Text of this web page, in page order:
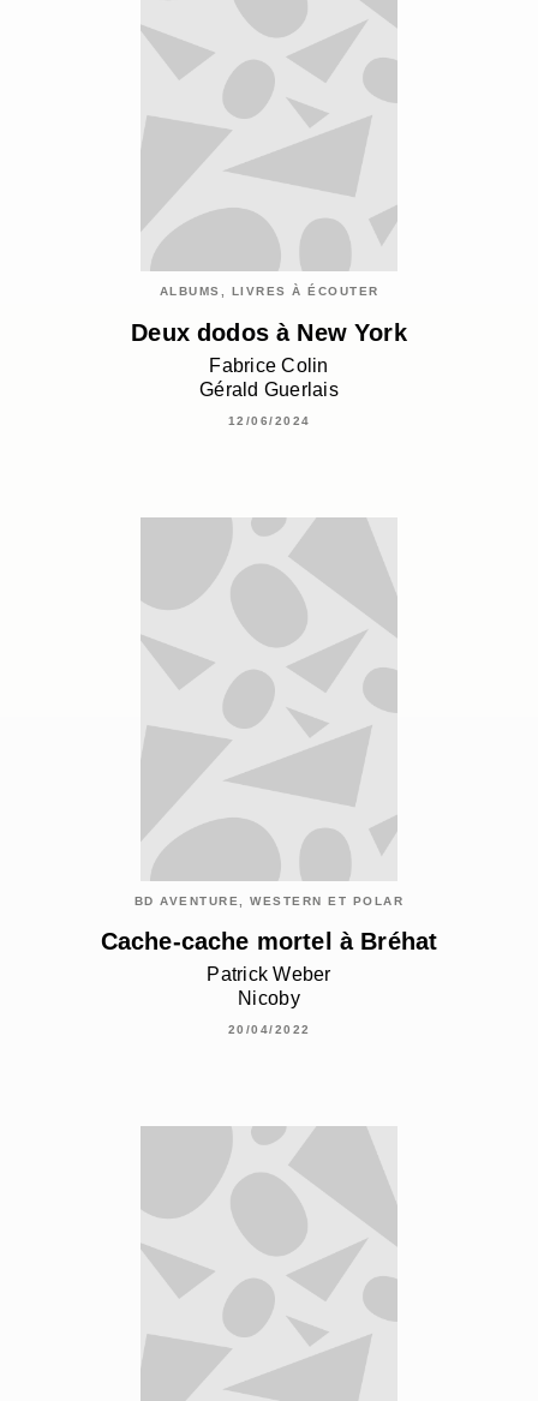
ALBUMS, LIVRES À ÉCOUTER
Deux dodos à New York
Fabrice Colin
Gérald Guerlais
12/06/2024
BD AVENTURE, WESTERN ET POLAR
Cache-cache mortel à Bréhat
Patrick Weber
Nicoby
20/04/2022